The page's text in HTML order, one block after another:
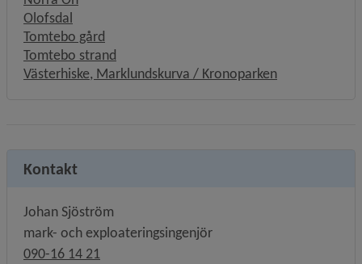
Olofsdal
Tomtebo gård
Tomtebo strand
Västerhiske, Marklundskurva / Kronoparken
Kontakt
Johan Sjöström
mark- och exploateringsingenjör
090-16 14 21